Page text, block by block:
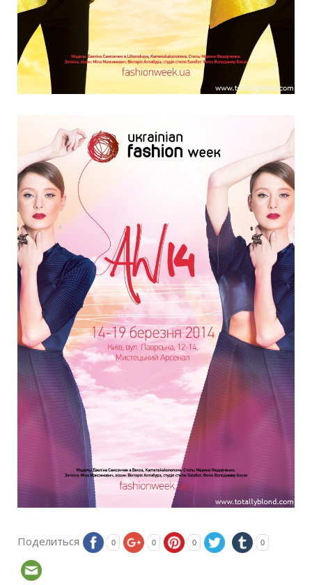
Поделиться 0 0 0 0